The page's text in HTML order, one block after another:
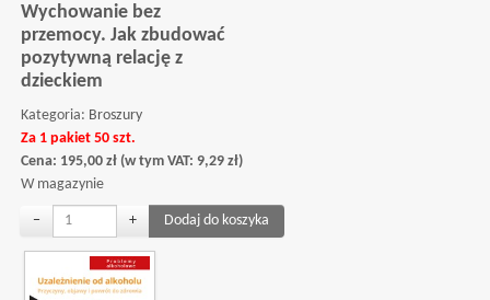
Wychowanie bez
przemocy. Jak zbudować
pozytywną relację z
dzieckiem
Kategoria: Broszury
Za 1 pakiet 50 szt.
Cena: 195,00 zł (w tym VAT:9,29 zł)
W magazynie
− +